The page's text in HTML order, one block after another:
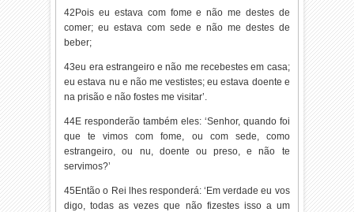
42Pois eu estava com fome e não me destes de
comer; eu estava com sede e não me destes de
beber;
43eu era estrangeiro e não me recebestes em casa;
eu estava nu e não me vestistes; eu estava doente e
na prisão e não fostes me visitar’.
44E responderão também eles: ‘Senhor, quando foi
que te vimos com fome, ou com sede, como
estrangeiro, ou nu, doente ou preso, e não te
servimos?’
45Então o Rei lhes responderá: ‘Em verdade eu vos
digo, todas as vezes que não fizestes isso a um